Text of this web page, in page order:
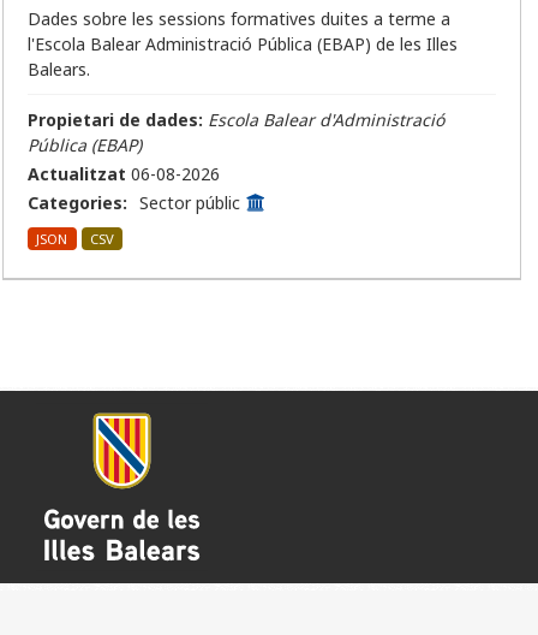
Dades sobre les sessions formatives duites a terme a
l'Escola Balear Administració Pública (EBAP) de les Illes
Balears.
Propietari de dades: Escola Balear d'Administració
Pública (EBAP)
Actualitzat 06-08-2026
Categories: Sector públic
JSON CSV